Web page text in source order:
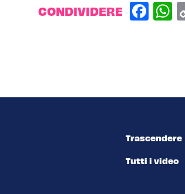
CONDIVIDERE
Trascendere
Tutti i video